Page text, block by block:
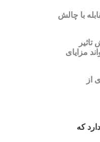
با چالش
مزایای
از
که